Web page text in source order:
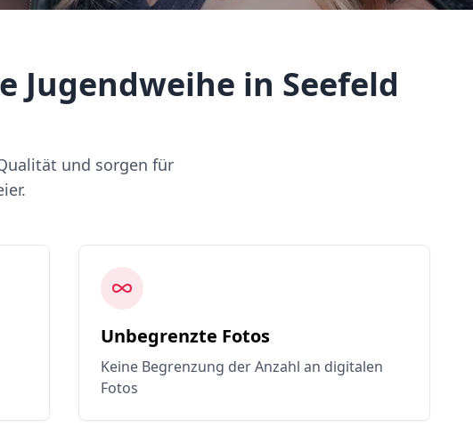
in Seefeld
und sorgen für
Unbegrenzte Fotos
Keine Begrenzung der Anzahl an digitalen
Fotos